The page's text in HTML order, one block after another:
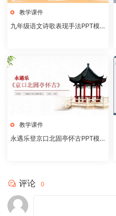
教学课件
九年级语文诗歌表现手法PPT模
教学课件
永遇乐登京口北固亭怀古PPT模
评论 0